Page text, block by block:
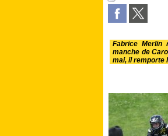
Fabrice Merlin
manche de
mai, il remporte